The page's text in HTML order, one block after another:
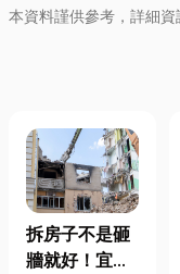
本資料謹供參考，詳細資
拆房子不是砸
牆就好！宜蘭